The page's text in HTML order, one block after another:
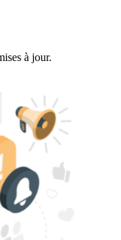
à jour.